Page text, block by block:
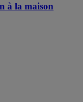
à la maison